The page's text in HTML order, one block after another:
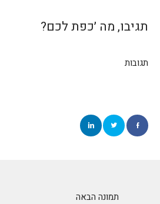
תגיבו, מה ׳כפת לכם?
תגובות
תמונה הבאה